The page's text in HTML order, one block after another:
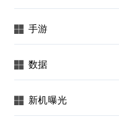
手游
数据
新机曝光